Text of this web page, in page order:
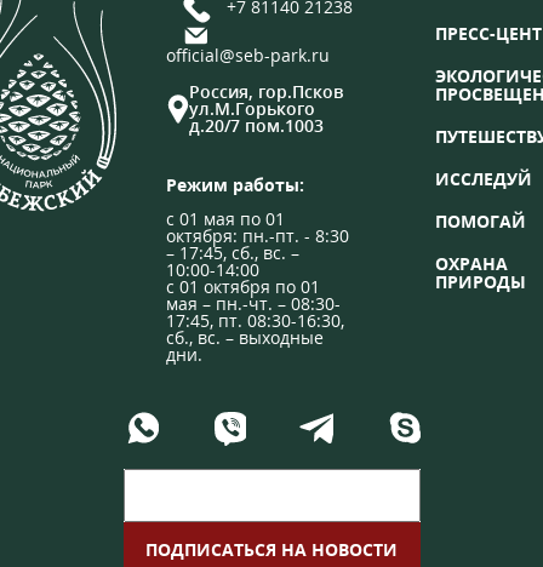
+7 81140 21238
official@seb-park.ru
Россия, гор.Псков
ул.М.Горького
д.20/7 пом.1003
Режим работы:
с 01 мая по 01
октября: пн.-пт. - 8:30
– 17:45, сб., вс. –
10:00-14:00
с 01 октября по 01
мая – пн.-чт. – 08:30-
17:45, пт. 08:30-16:30,
сб., вс. – выходные
дни.
ПРЕСС-
ИССЛЕДУЙ
ПОМОГАЙ
ОХРАНА
ПРИРОДЫ